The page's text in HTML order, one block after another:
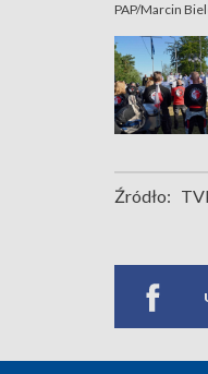
PAP/Marcin
Źródło: